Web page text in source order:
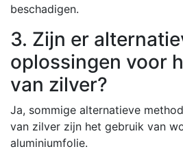
beschadigen.
3. Zijn er
oplossingen voor
van zilver?
Ja, sommige alternatieve
van zilver zijn het gebruik van
aluminiumfolie.